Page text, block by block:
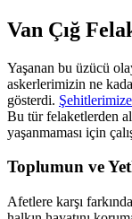
Van Çığ
Yaşanan bu üzücü
askerlerimizin ne
gösterdi.
Bu tür felaketlerden
yaşanmaması için
Toplumun ve
Afetlere karşı